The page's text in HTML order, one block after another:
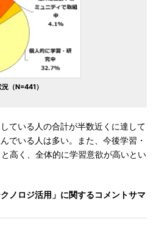
（N=441）
ている人の合計が半数近くに達して
でいる人は多い。また、今後学習・
高く、全体的に学習意欲が高いとい
ノロジ活用」に関するコメントサマ